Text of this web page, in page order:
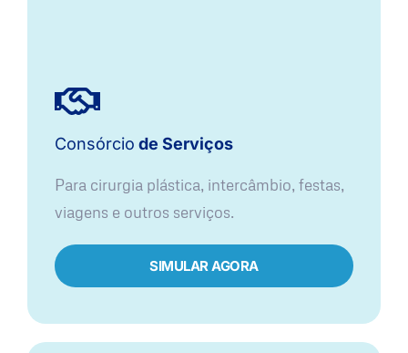
Consórcio de Serviços
Para cirurgia plástica, intercâmbio, festas,
viagens e outros serviços.
SIMULAR AGORA